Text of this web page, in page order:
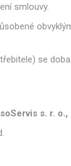
smlouvy.
se
s. r.